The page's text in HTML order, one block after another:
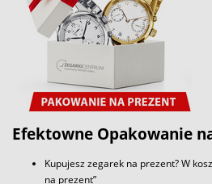
Efektowne Opakowanie
Kupujesz zegarek na prezent? W
na prezent”